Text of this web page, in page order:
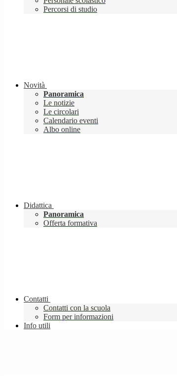
Percorsi di studio
Novità
Panoramica
Le notizie
Le circolari
Calendario eventi
Albo online
Didattica
Panoramica
Offerta formativa
Contatti
Contatti con la scuola
Form per informazioni
Info utili